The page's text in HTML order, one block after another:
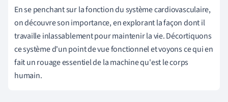
En se penchant sur la fonction du système cardiovasculaire,
on découvre son importance, en explorant la façon dont il
travaille inlassablement pour maintenir la vie. Décortiquons
ce système d'un point de vue fonctionnel et voyons ce qui en
fait un rouage essentiel de la machine qu'est le corps
humain.